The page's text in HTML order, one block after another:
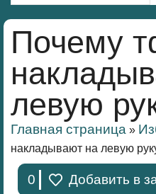
Почему
левую
Главная страница »
накладывают на левую
0 Добавить в